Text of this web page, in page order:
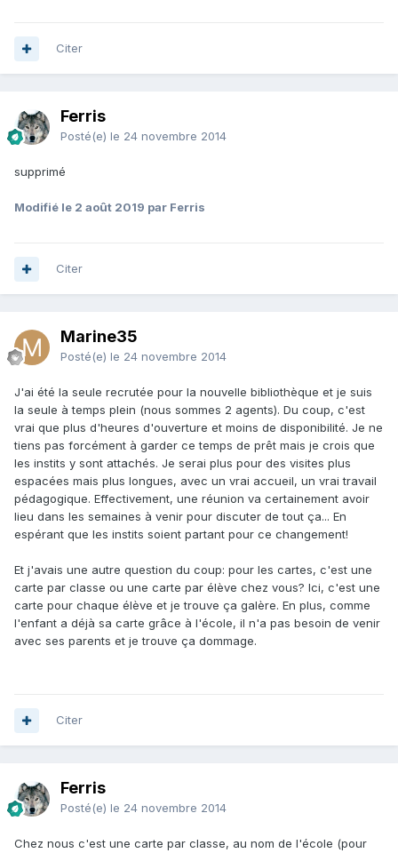
Citer
Ferris
Posté(e) le 24 novembre 2014
supprimé
Modifié le 2 août 2019 par Ferris
Citer
Marine35
Posté(e) le 24 novembre 2014
J'ai été la seule recrutée pour la nouvelle bibliothèque et je suis
la seule à temps plein (nous sommes 2 agents). Du coup, c'est
vrai que plus d'heures d'ouverture et moins de disponibilité. Je ne
tiens pas forcément à garder ce temps de prêt mais je crois que
les instits y sont attachés. Je serai plus pour des visites plus
espacées mais plus longues, avec un vrai accueil, un vrai travail
pédagogique. Effectivement, une réunion va certainement avoir
lieu dans les semaines à venir pour discuter de tout ça... En
espérant que les instits soient partant pour ce changement!
Et j'avais une autre question du coup: pour les cartes, c'est une
carte par classe ou une carte par élève chez vous? Ici, c'est une
carte pour chaque élève et je trouve ça galère. En plus, comme
l'enfant a déjà sa carte grâce à l'école, il n'a pas besoin de venir
avec ses parents et je trouve ça dommage.
Citer
Ferris
Posté(e) le 24 novembre 2014
Chez nous c'est une carte par classe, au nom de l'école (pour